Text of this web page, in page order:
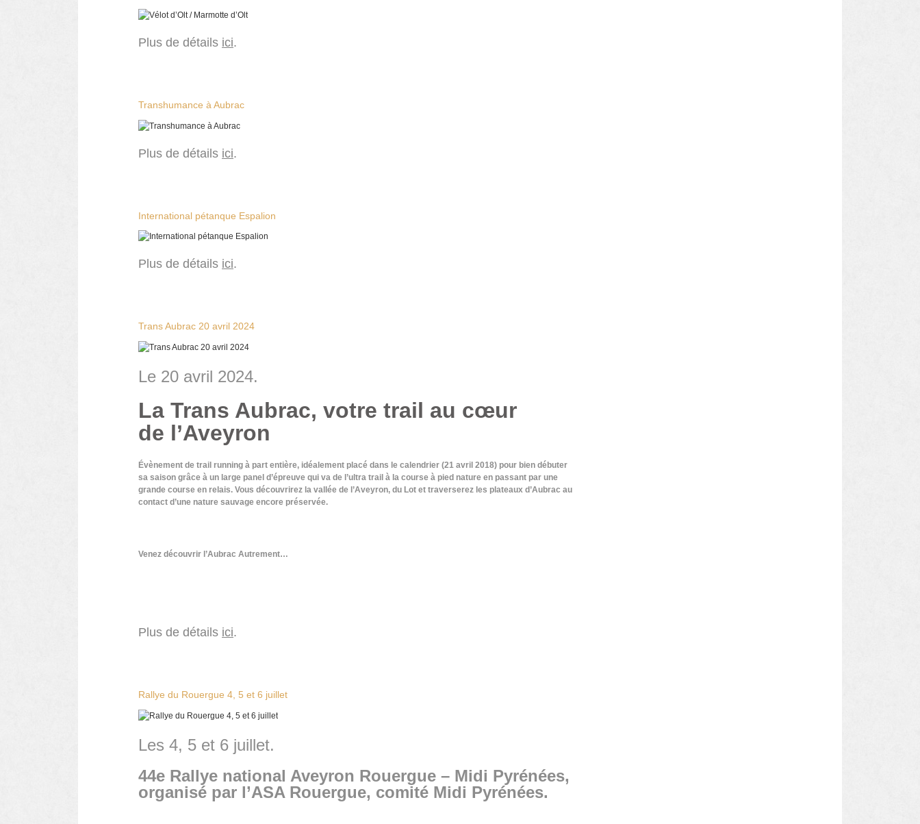
Plus de détails ici.
Transhumance à Aubrac
Plus de détails ici.
International pétanque Espalion
Plus de détails ici.
Trans Aubrac 20 avril 2024
Le 20 avril 2024.
La Trans Aubrac, votre trail au cœur
de l’Aveyron
Évènement de trail running à part entière, idéalement placé dans le calendrier (21 avril 2018) pour bien débuter
sa saison grâce à un large panel d’épreuve qui va de l’ultra trail à la course à pied nature en passant par une
grande course en relais. Vous découvrirez la vallée de l’Aveyron, du Lot et traverserez les plateaux d’Aubrac au
contact d’une nature sauvage encore préservée.
Venez découvrir l’Aubrac Autrement…
Plus de détails ici.
Rallye du Rouergue 4, 5 et 6 juillet
Les 4, 5 et 6 juillet.
44e Rallye national Aveyron Rouergue – Midi Pyrénées,
organisé par l’ASA Rouergue, comité Midi Pyrénées.